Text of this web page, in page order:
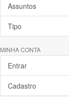
Assuntos
Tipo
MINHA CONTA
Entrar
Cadastro